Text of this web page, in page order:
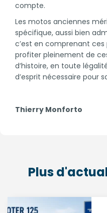
compte.
Les motos anciennes
spécifique, aussi bien
c’est en comprenant
profiter pleinement de
d’histoire, en toute
d’esprit nécessaire pour
Thierry Monforto
Plus